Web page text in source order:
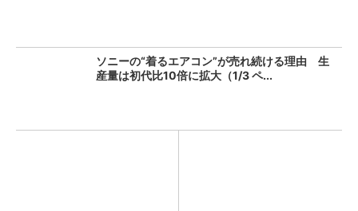
ソニーの“着るエアコン”が売れ続ける理由 生
産量は初代比10倍に拡大（1/3 ペ...